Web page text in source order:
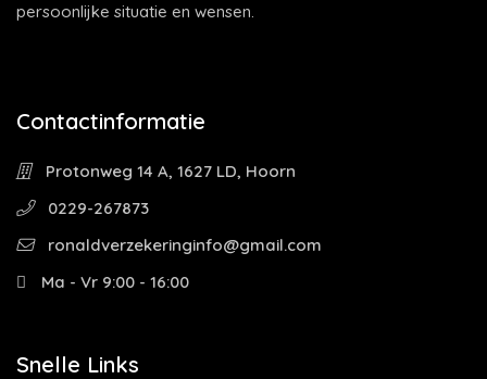
persoonlijke situatie en wensen.
Contactinformatie
Protonweg 14 A, 1627 LD, Hoorn
0229-267873
ronaldverzekeringinfo@gmail.com
Ma - Vr 9:00 - 16:00
Snelle Links